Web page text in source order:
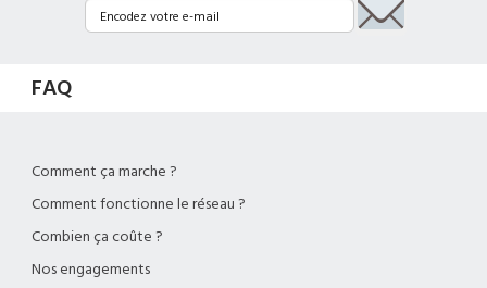
FAQ
Comment ça marche ?
Comment fonctionne le réseau ?
Combien ça coûte ?
Nos engagements